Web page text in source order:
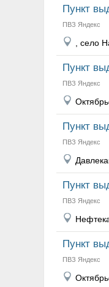
Пункт
ПВЗ Яндекс
, село
Пункт
ПВЗ Яндекс
Пункт
ПВЗ Яндекс
Пункт
ПВЗ Яндекс
Пункт
ПВЗ Яндекс